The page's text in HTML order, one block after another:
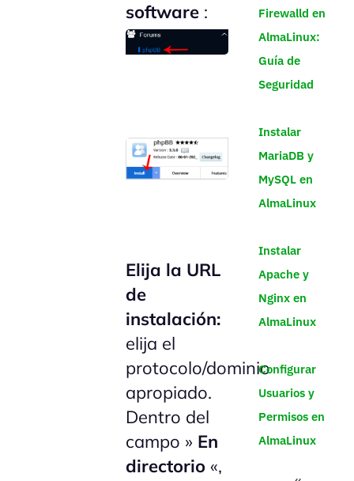
software :
Elija la URL
de
instalación:
elija el
protocolo/dominio
apropiado.
Dentro del
campo » En
directorio «,
Firewalld en
AlmaLinux:
Guía de
Seguridad
Instalar
MariaDB y
MySQL en
AlmaLinux
Instalar
Apache y
Nginx en
AlmaLinux
Configurar
Usuarios y
Permisos en
AlmaLinux